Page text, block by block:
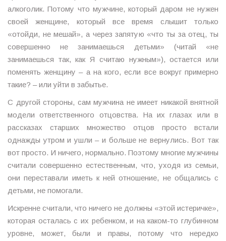
алкоголик. Потому что мужчине, который даром не нужен
своей женщине, который все время слышит только
«отойди, не мешай», а через запятую «что ты за отец, ты
совершенно не занимаешься детьми» (читай «не
занимаешься так, как Я считаю нужным»), остается или
поменять женщину – а на кого, если все вокруг примерно
такие? – или уйти в забытье.
С другой стороны, сам мужчина не имеет никакой внятной
модели ответственного отцовства. На их глазах или в
рассказах старших множество отцов просто встали
однажды утром и ушли – и больше не вернулись. Вот так
вот просто. И ничего, нормально. Поэтому многие мужчины
считали совершенно естественным, что, уходя из семьи,
они переставали иметь к ней отношение, не общались с
детьми, не помогали.
Искренне считали, что ничего не должны «этой истеричке»,
которая осталась с их ребенком, и на каком-то глубинном
уровне, может, были и правы, потому что нередко